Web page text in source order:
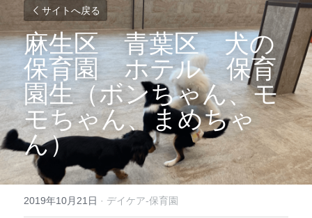
サイトへ戻る
麻生区　青葉区　犬の
保育園　ホテル　保育
園生（ボンちゃん、モ
モちゃん、まめちゃ
ん）
2019年10月21日 · デイケア-保育園